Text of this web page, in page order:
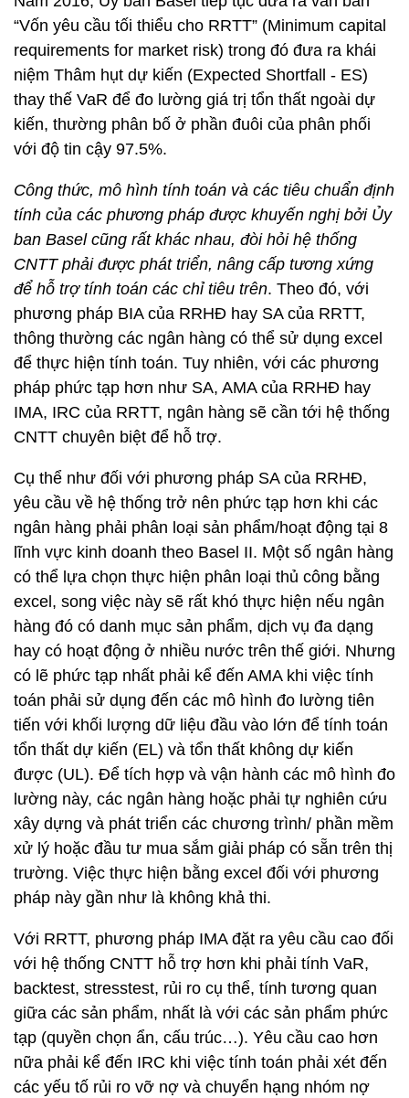
“Vốn yêu cầu tối thiểu cho RRTT” (Minimum capital
requirements for market risk) trong đó đưa ra khái
niệm Thâm hụt dự kiến (Expected Shortfall - ES)
thay thế VaR để đo lường giá trị tổn thất ngoài dự
kiến, thường phân bố ở phần đuôi của phân phối
với độ tin cậy 97.5%.
Công thức, mô hình tính toán và các tiêu chuẩn định
tính của các phương pháp được khuyến nghị bởi Ủy
ban Basel cũng rất khác nhau, đòi hỏi hệ thống
CNTT phải được phát triển, nâng cấp tương xứng
để hỗ trợ tính toán các chỉ tiêu trên. Theo đó, với
phương pháp BIA của RRHĐ hay SA của RRTT,
thông thường các ngân hàng có thể sử dụng excel
để thực hiện tính toán. Tuy nhiên, với các phương
pháp phức tạp hơn như SA, AMA của RRHĐ hay
IMA, IRC của RRTT, ngân hàng sẽ cần tới hệ thống
CNTT chuyên biệt để hỗ trợ.
Cụ thể như đối với phương pháp SA của RRHĐ,
yêu cầu về hệ thống trở nên phức tạp hơn khi các
ngân hàng phải phân loại sản phẩm/hoạt động tại 8
lĩnh vực kinh doanh theo Basel II. Một số ngân hàng
có thể lựa chọn thực hiện phân loại thủ công bằng
excel, song việc này sẽ rất khó thực hiện nếu ngân
hàng đó có danh mục sản phẩm, dịch vụ đa dạng
hay có hoạt động ở nhiều nước trên thế giới. Nhưng
có lẽ phức tạp nhất phải kể đến AMA khi việc tính
toán phải sử dụng đến các mô hình đo lường tiên
tiến với khối lượng dữ liệu đầu vào lớn để tính toán
tổn thất dự kiến (EL) và tổn thất không dự kiến
được (UL). Để tích hợp và vận hành các mô hình đo
lường này, các ngân hàng hoặc phải tự nghiên cứu
xây dựng và phát triển các chương trình/ phần mềm
xử lý hoặc đầu tư mua sắm giải pháp có sẵn trên thị
trường. Việc thực hiện bằng excel đối với phương
pháp này gần như là không khả thi.
Với RRTT, phương pháp IMA đặt ra yêu cầu cao đối
với hệ thống CNTT hỗ trợ hơn khi phải tính VaR,
backtest, stresstest, rủi ro cụ thể, tính tương quan
giữa các sản phẩm, nhất là với các sản phẩm phức
tạp (quyền chọn ẩn, cấu trúc…). Yêu cầu cao hơn
nữa phải kể đến IRC khi việc tính toán phải xét đến
các yếu tố rủi ro vỡ nợ và chuyển hạng nhóm nợ